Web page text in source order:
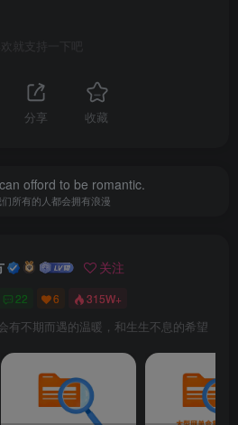
名市民的人生道路，一连串事件将
变化与季节带来的挑战中拓展您的
欢就支持一下吧
分享 收藏
offord to be romantic.
所有的人都会拥有浪漫
关注
22 6 315W+
有不期而遇的温暖，和生生不息的希望